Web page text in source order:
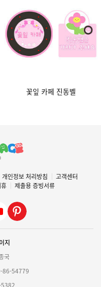
꽃잎 카페 진동벨
개인정보 처리방침
고객센터
제출용 증빙서류
지
국
86-54779